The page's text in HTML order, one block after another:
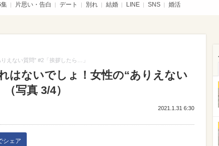
片思い・告白 デート 別れ 結婚 LINE SNS 婚活
えない質問” #2「挨拶したら…」
はないでしょ！女性の“ありえない
写真 3/4）
2021.1.31 6:30
シェア